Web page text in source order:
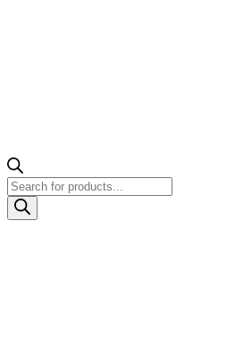
Products
search